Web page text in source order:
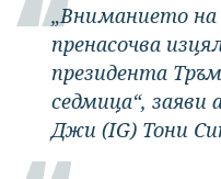
„Вниманието на
пренасочва
президента
седмица“,
Джи (IG) Тони